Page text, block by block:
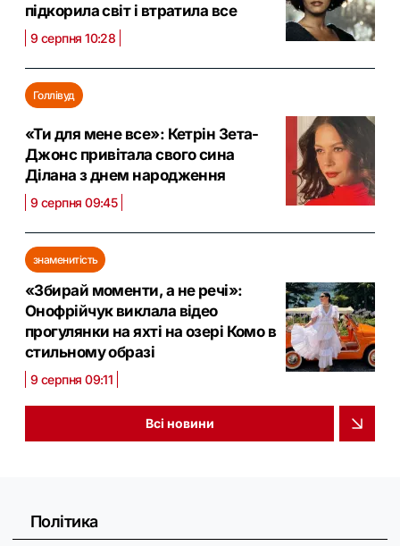
підкорила світ і втратила все
9 серпня 10:28
Голлівуд
«Ти для мене все»: Кетрін Зета-
Джонс привітала свого сина
Ділана з днем народження
9 серпня 09:45
знаменитість
«Збирай моменти, а не речі»:
Онофрійчук виклала відео
прогулянки на яхті на озері Комо в
стильному образі
9 серпня 09:11
Всі новини
Політика